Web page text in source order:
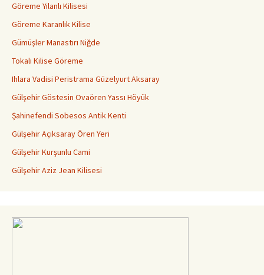
Göreme Yılanlı Kilisesi
Göreme Karanlık Kilise
Gümüşler Manastırı Niğde
Tokalı Kilise Göreme
Ihlara Vadisi Peristrama Güzelyurt Aksaray
Gülşehir Göstesin Ovaören Yassı Höyük
Şahinefendi Sobesos Antik Kenti
Gülşehir Açıksaray Ören Yeri
Gülşehir Kurşunlu Cami
Gülşehir Aziz Jean Kilisesi